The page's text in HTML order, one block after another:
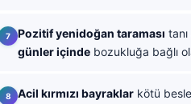
Pozitif yenidoğan taraması
günler içinde bozukluğa bağlı
Acil kırmızı bayraklar kötü